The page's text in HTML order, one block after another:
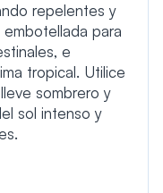
repelentes y
para
e
tropical. Utilice
sombrero y
sol intenso y